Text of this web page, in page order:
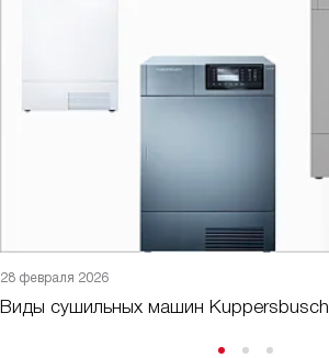
28 февраля 2026
Виды сушильных машин Kuppersbusch